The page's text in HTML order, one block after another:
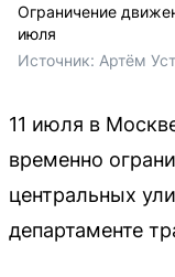
Ограничение
июля
Источник: Артём
11 июля в
временно
центральных
департаменте